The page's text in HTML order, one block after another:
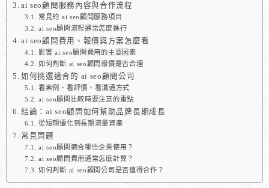
ai seo顧問服務內容與合作流程
常見的 ai seo顧問服務項目
ai seo顧問流程通常怎麼進行
ai seo顧問費用、報價與方案怎麼看
影響 ai seo顧問費用的主要因素
如何判斷 ai seo顧問報價是否合理
如何挑選適合的 ai seo顧問公司
看案例、看評價、看溝通方式
ai seo顧問比較時要注意的重點
結論：ai seo顧問如何幫助品牌長期成長
從短期優化到長期流量資產
常見問題
ai seo顧問適合哪些企業使用？
ai seo顧問費用通常怎麼計算？
如何判斷 ai seo顧問公司是否值得合作？